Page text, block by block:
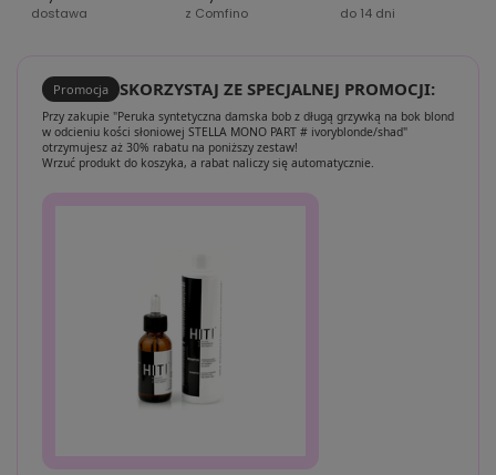
dostawa z Comfino do 14 dni
Promocja SKORZYSTAJ ZE SPECJALNEJ PROMOCJI:
Przy zakupie "Peruka syntetyczna damska bob z długą grzywką na bok blond
w odcieniu kości słoniowej STELLA MONO PART # ivoryblonde/shad"
otrzymujesz aż 30% rabatu na poniższy zestaw!
Wrzuć produkt do koszyka, a rabat naliczy się automatycznie.